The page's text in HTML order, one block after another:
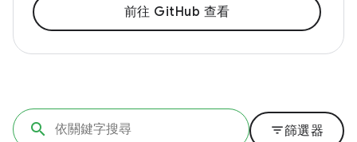
前往 GitHub 查看
filter_list篩選器